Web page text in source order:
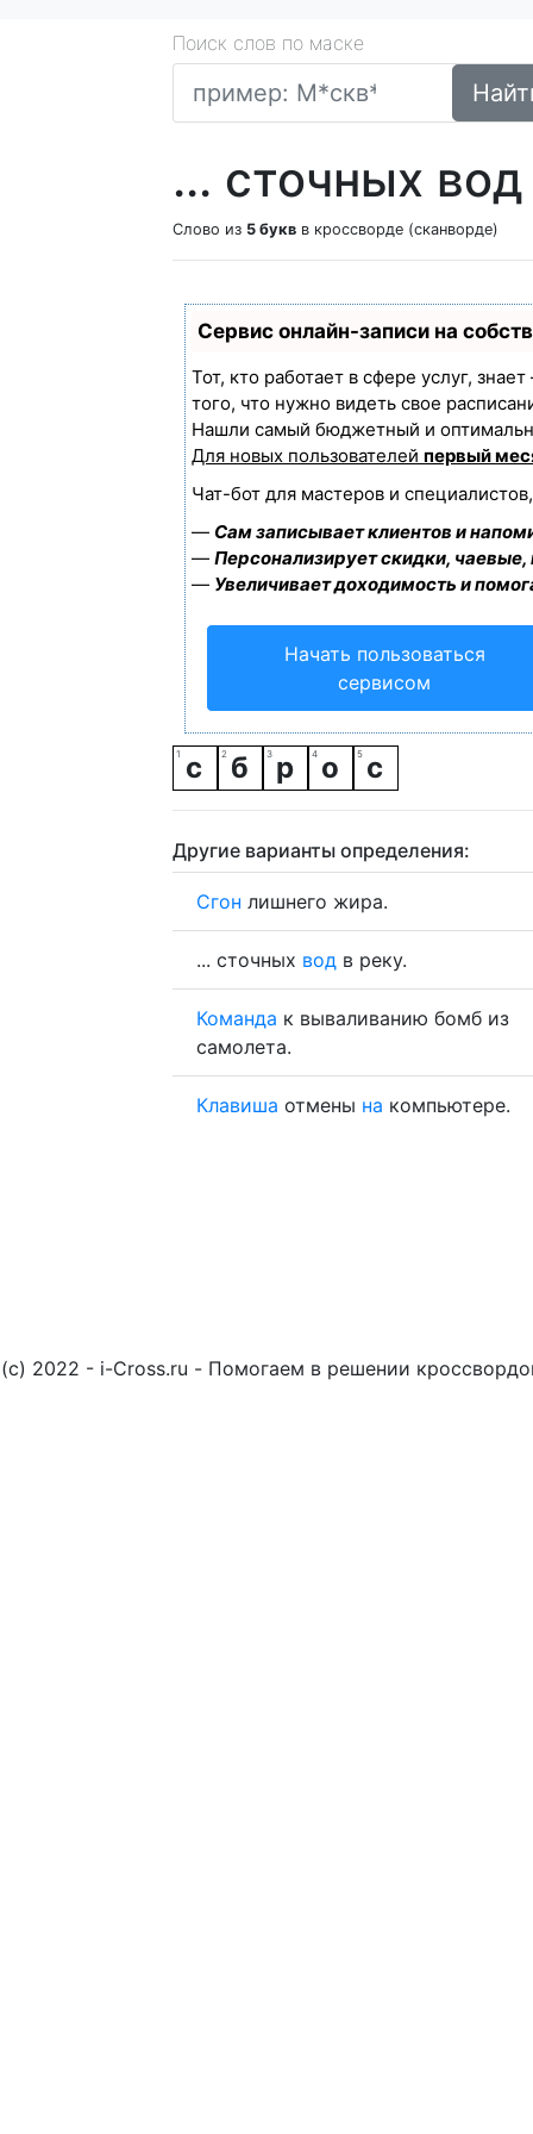
Поиск слов по маске
... сточных
Слово из 5 букв в кроссворде (сканворде)
Сервис онлайн-записи на
Тот, кто работает в сфере услуг,
того, что нужно видеть свое
Нашли самый бюджетный и
Для новых пользователей первый
Чат-бот для мастеров и
— Сам записывает клиентов и
— Персонализирует скидки,
— Увеличивает доходимость и
Начать пользоваться
сервисом
с б р о с
Другие варианты определения:
Сгон лишнего жира.
... сточных вод в реку.
Команда к вываливанию бомб из
самолета.
Клавиша отмены на компьютере.
(c) 2022 - i-Cross.ru - Помогаем в решении